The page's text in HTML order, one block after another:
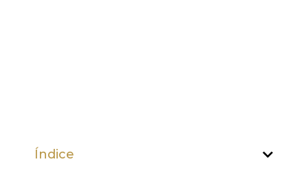
Índice